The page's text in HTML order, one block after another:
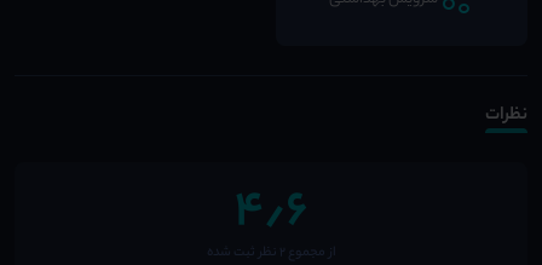
نظرات
4٫6از مجموع 2 نظر ثبت شده